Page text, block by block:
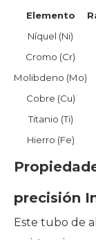
Elemento
Níquel (Ni)
Cromo (Cr)
Molibdeno (Mo)
Cobre (Cu)
Titanio (Ti)
Hierro (Fe)
precisión
Este tubo de